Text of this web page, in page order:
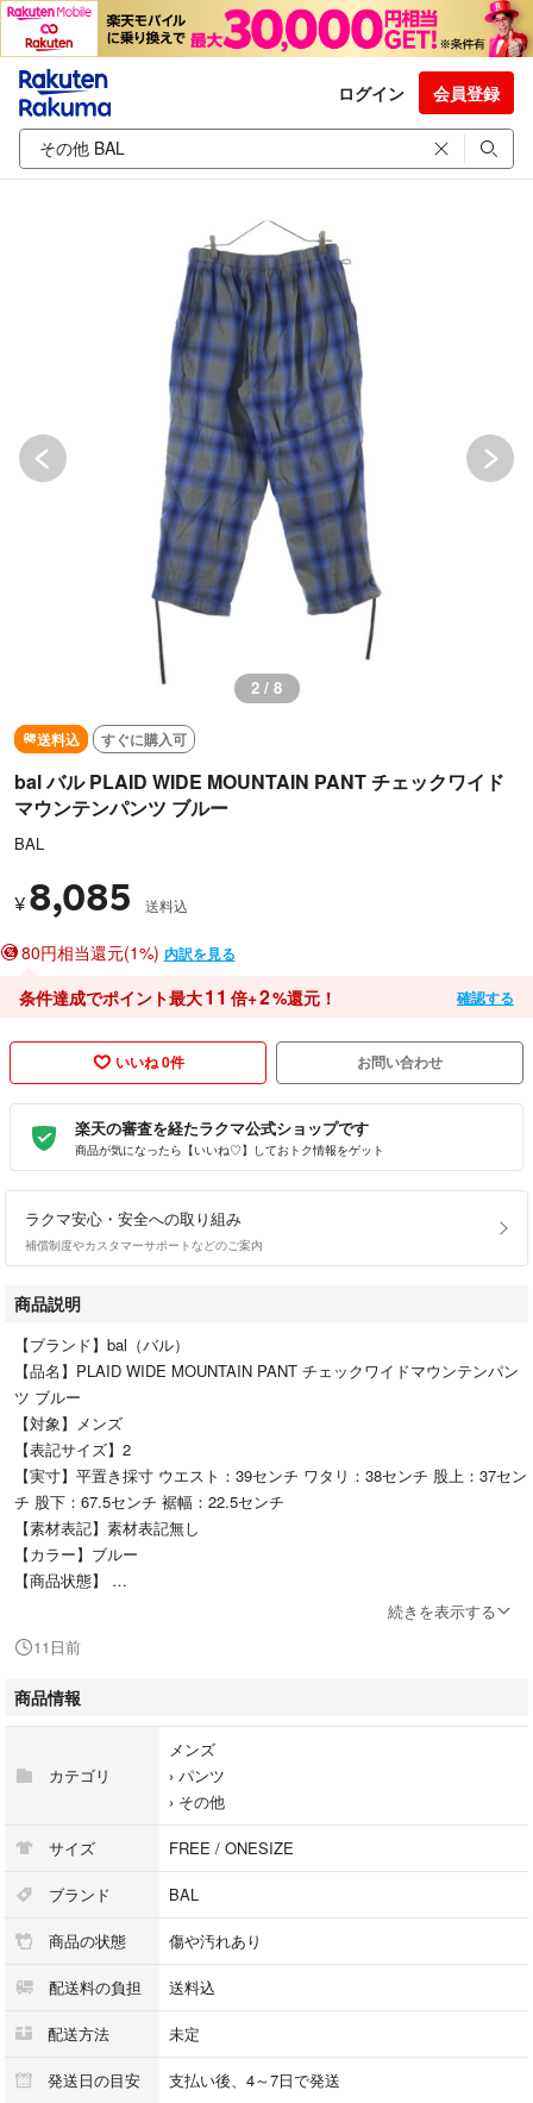
ログイン 会員登録
2 / 8
送料込 すぐに購入可
bal バル PLAID WIDE MOUNTAIN PANT チェックワイド
マウンテンパンツ ブルー
BAL
¥ 8,085 送料込
80円相当還元(1%) 内訳を見る
条件達成でポイント最大11 倍+2%還元！ 確認する
いいね 0件 お問い合わせ
楽天の審査を経たラクマ公式ショップです
商品が気になったら【いいね♡】しておトク情報をゲット
ラクマ安心・安全への取り組み
補償制度やカスタマーサポートなどのご案内
商品説明
【ブランド】bal（バル）
【品名】PLAID WIDE MOUNTAIN PANT チェックワイドマウンテンパン
ツ ブルー
【対象】メンズ
【表記サイズ】2
【実寸】平置き採寸 ウエスト：39センチ ワタリ：38センチ 股上：37セン
チ 股下：67.5センチ 裾幅：22.5センチ
【素材表記】素材表記無し
【カラー】ブルー
【商品状態】
全体的に毛羽立ち/色褪せ有り
【商品番号】9026D170001
【ランク】B
※撮影されていないダメージがある場合もございます。画像をご用意いた
しますので、お気軽にご相談くださいませ。
※商品本体の状態についての掲載となります。付属品の品質や状態は掲載
には含まない場合がございますので、ご不明点がございましたらお問合せ
くださいませ。
※ランク説明
N…新古品：未使用または未開封品
S…新古品：タグ付きや未使用に近いUSED品
A…中古品：使用感の少ない商品
C…中古品：ダメージ・汚れが目立つ商品
続きを表示する
11日前
商品情報
カテゴリ
メンズ
› パンツ
› その他
サイズ FREE / ONESIZE
ブランド BAL
商品の状態 傷や汚れあり
配送料の負担 送料込
配送方法 未定
発送日の目安 支払い後、4～7日で発送